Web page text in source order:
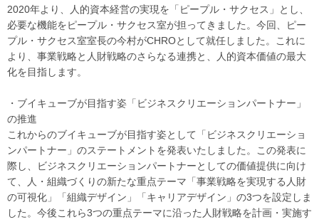
2020年より、人的資本経営の実現を「ピープル・サクセス」とし、
必要な機能をピープル・サクセス室が担ってきました。今回、ピー
プル・サクセス室室長の今村がCHROとして就任しました。これに
より、事業戦略と人財戦略のさらなる連携と、人的資本価値の最大
化を目指します。
・ブイキューブが目指す姿「ビジネスクリエーションパートナー」
の推進
これからのブイキューブが目指す姿として「ビジネスクリエーショ
ンパートナー」のステートメントを発表いたしました。この発表に
際し、ビジネスクリエーションパートナーとしての価値提供に向け
て、人・組織づくりの新たな重点テーマ「事業戦略を実現する人財
の可視化」「組織デザイン」「キャリアデザイン」の3つを設定しま
した。今後これら3つの重点テーマに沿った人財戦略を計画・実施す